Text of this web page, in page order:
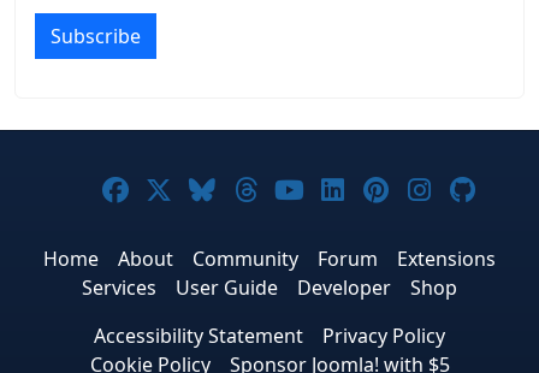
Subscribe
Joomla! on Facebook
Joomla! on X
Joomla! on Bluesky
Joomla! on Threads
Joomla! on
Joomla! on
Joomla! on
Joomla!
Home About Community Forum
Extensions
Services
User Guide Developer
Shop
Accessibility Statement
Privacy Policy
Cookie Policy
Sponsor Joomla! with $5